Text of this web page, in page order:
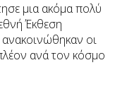
μια ακόμα πολύ
Έκθεση
οι
ανά τον κόσμο